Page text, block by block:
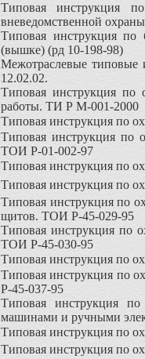
Типовая инструкция
вневедомственной
Типовая инструкция по
(вышке) (рд 10-198-98)
Межотраслевые типовые
12.02.02.
Типовая инструкция по
работы. ТИ Р М-001-2000
Типовая инструкция по
Типовая инструкция
ТОИ Р-01-002-97
Типовая инструкция по
Типовая инструкция по
Типовая инструкция по
щитов. ТОИ Р-45-029-95
Типовая инструкция по
ТОИ Р-45-030-95
Типовая инструкция по
Типовая инструкция по
Р-45-037-95
Типовая инструкция
машинами и ручными
Типовая инструкция по
Типовая инструкция по